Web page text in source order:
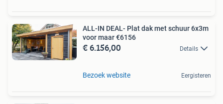
ALL-IN DEAL- Plat dak met schuur 6x3m
voor maar €6156
€ 6.156,00 Details
Bezoek website Eergisteren